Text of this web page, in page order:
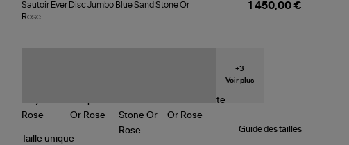
Ever
Disc
Sautoir Ever Disc Jumbo Blue Sand Stone Or
Rose
1 450,00 €
+3
Voir plus
Guide des tailles
Taille unique